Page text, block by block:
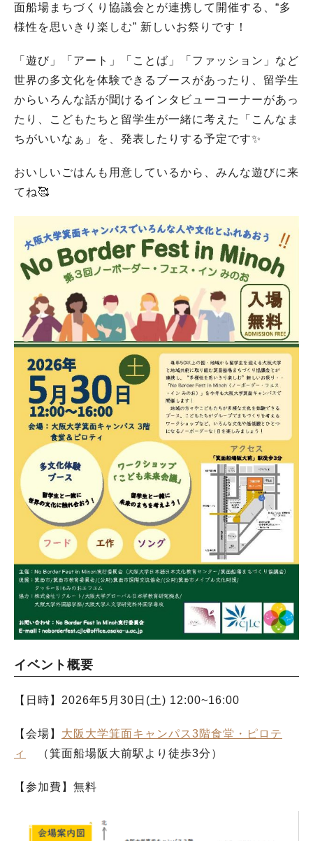
面船場まちづくり協議会とが連携して開催する、“多
様性を思いきり楽しむ” 新しいお祭りです！
「遊び」「アート」「ことば」「ファッション」など
世界の多文化を体験できるブースがあったり、留学生
からいろんな話が聞けるインタビューコーナーがあっ
たり、こどもたちと留学生が一緒に考えた「こんなま
ちがいいなぁ」を、発表したりする予定です✨
おいしいごはんも用意しているから、みんな遊びに来
てね🥰
イベント概要
【日時】2026年5月30日(土) 12:00~16:00
【会場】 大阪大学箕面キャンパス3階食堂・ピロテ
ィ
（箕面船場阪大前駅より徒歩3分）
【参加費】無料